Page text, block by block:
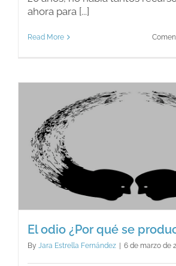
ahora para [...]
Read More
El odio ¿Por qué se
By Jara Estrella Fernández | 6 de marzo de